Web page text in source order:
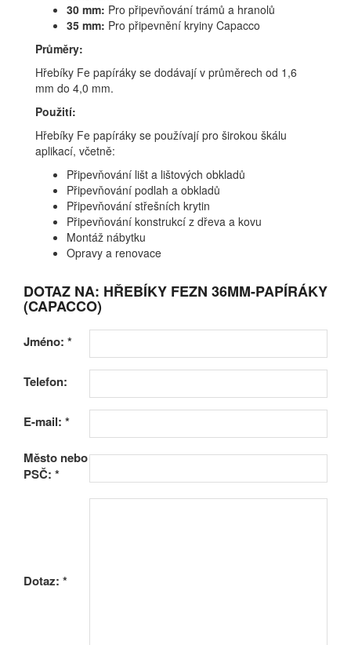
30 mm: Pro připevňování trámů a hranolů
35 mm: Pro připevnění kryiny Capacco
Průměry:
Hřebíky Fe papíráky se dodávají v průměrech od 1,6
mm do 4,0 mm.
Použití:
Hřebíky Fe papíráky se používají pro širokou škálu
aplikací, včetně:
Připevňování lišt a lištových obkladů
Připevňování podlah a obkladů
Připevňování střešních krytin
Připevňování konstrukcí z dřeva a kovu
Montáž nábytku
Opravy a renovace
DOTAZ NA: HŘEBÍKY FEZN 36MM-PAPÍRÁKY
(CAPACCO)
Jméno: *
Telefon:
E-mail: *
Město nebo
PSČ: *
Dotaz: *